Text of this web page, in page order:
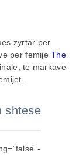
zyrtar per
per femijeThe
te markave
shtese